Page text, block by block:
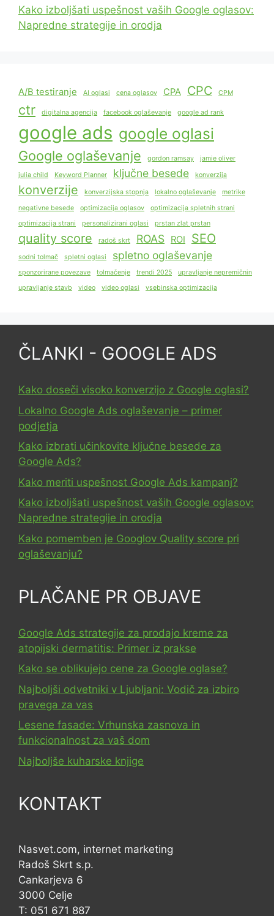
Kako izboljšati uspešnost vaših Google oglasov:
Napredne strategije in orodja
A/B testiranje AI oglasi cena oglasov CPA CPC CPM
ctr digitalna agencija facebook oglaševanje google ad rank
google ads google oglasi
Google oglaševanje gordon ramsay jamie oliver
julia child Keyword Planner ključne besede konverzija
konverzije konverzijska stopnja lokalno oglaševanje
metrike
negativne besede
optimizacija oglasov
optimizacija spletnih strani
optimizacija strani
personalizirani oglasi prstan zlat prstan
quality score radoš skrt ROAS ROI SEO
sodni tolmač spletni oglasi spletno oglaševanje
sponzorirane povezave tolmačenje trendi 2025
upravljanje nepremičnin
upravljanje stavb
video video oglasi vsebinska optimizacija
ČLANKI - GOOGLE ADS
Kako doseči visoko konverzijo z Google oglasi?
Lokalno Google Ads oglaševanje – primer
podjetja
Kako izbrati učinkovite ključne besede za
Google Ads?
Kako meriti uspešnost Google Ads kampanj?
Kako izboljšati uspešnost vaših Google oglasov:
Napredne strategije in orodja
Kako pomemben je Googlov Quality score pri
oglaševanju?
PLAČANE PR OBJAVE
Google Ads strategije za prodajo kreme za
atopijski dermatitis: Primer iz prakse
Kako se oblikujejo cene za Google oglase?
Najboljši odvetniki v Ljubljani: Vodič za izbiro
pravega za vas
Lesene fasade: Vrhunska zasnova in
funkcionalnost za vaš dom
Najboljše kuharske knjige
KONTAKT
Nasvet.com, internet marketing
Radoš Skrt s.p.
Cankarjeva 6
3000 Celje
T: 051 671 887